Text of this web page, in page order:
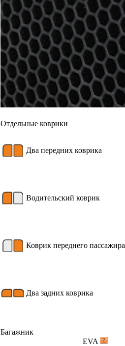
Отдельные коврики
Два передних коврика
Водительский коврик
Коврик переднего пассажира
Два задних коврика
Багажник
EVA